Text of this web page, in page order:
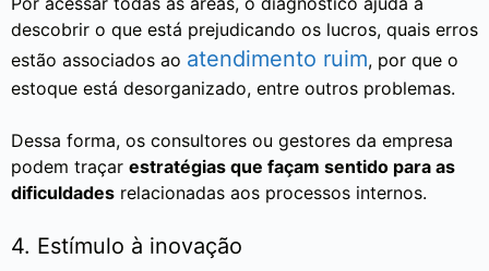
descobrir o que está prejudicando os lucros, quais erros
estão associados ao atendimento ruim, por que o
estoque está desorganizado, entre outros problemas.
Dessa forma, os consultores ou gestores da empresa
podem traçar estratégias que façam sentido para as
dificuldades relacionadas aos processos internos.
4. Estímulo à inovação